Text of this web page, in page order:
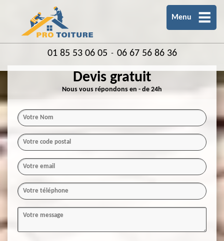
Menu
01 85 53 06 05 - 06 67 56 86 36
Devis gratuit
Nous vous répondons en - de 24h